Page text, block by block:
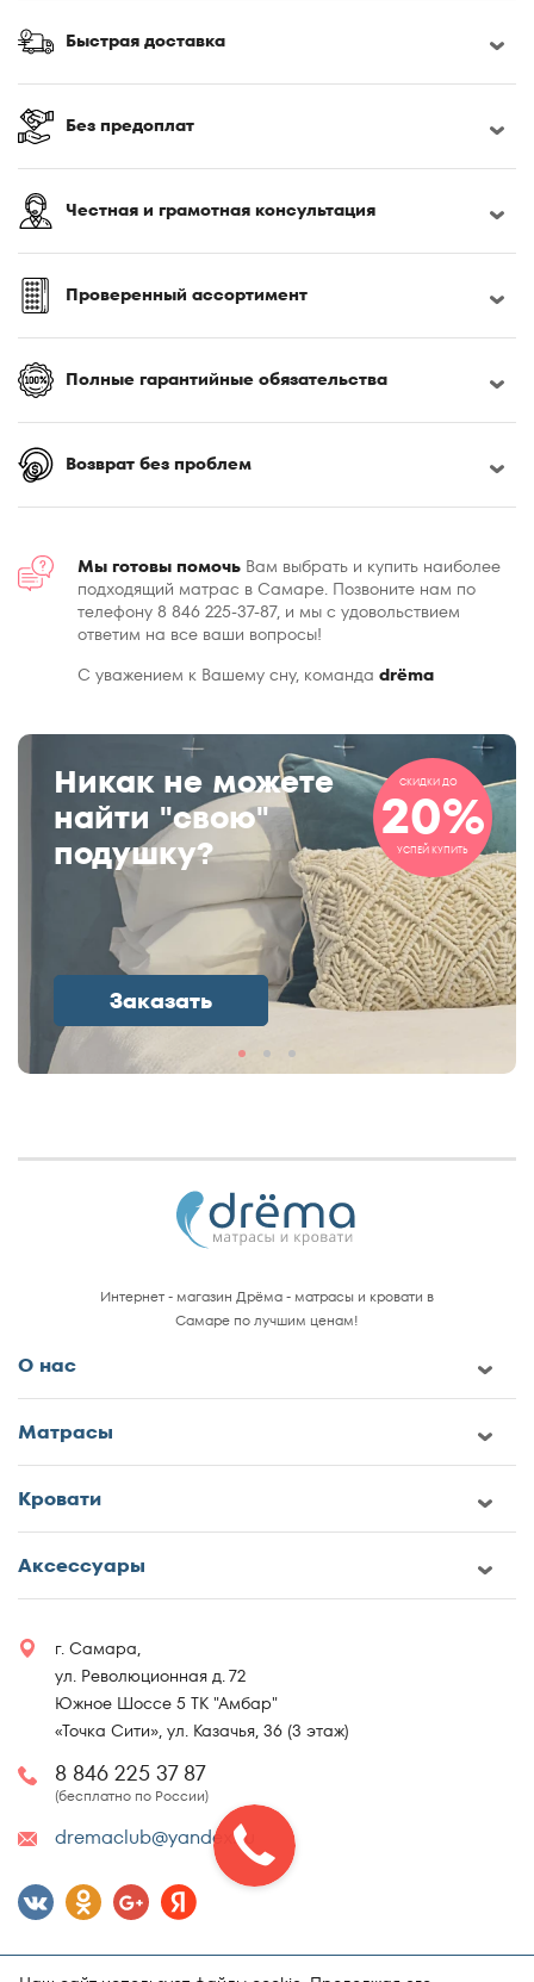
Быстрая доставка
Без предоплат
Честная и грамотная консультация
Проверенный ассортимент
Полные гарантийные обязательства
Возврат без проблем
Мы готовы помочь Вам выбрать и купить наиболее
подходящий матрас в Самаре. Позвоните нам по
телефону 8 846 225-37-87, и мы с удовольствием
ответим на все ваши вопросы!
С уважением к Вашему сну, команда drёma
Никак не можете
найти "свою"
подушку?
Заказать
СКИДКИ ДО
20%
УСПЕЙ КУПИТЬ
Интернет - магазин Дрёма - матрасы и кровати в
Самаре по лучшим ценам!
О нас
Матрасы
Кровати
Аксессуары
г. Самара,
ул. Революционная д. 72
Южное Шоссе 5 ТК "Амбар"
«Точка Сити», ул. Казачья, 36 (3 этаж)
8 846 225 37 87
(бесплатно по России)
dremaclub@yandex.ru